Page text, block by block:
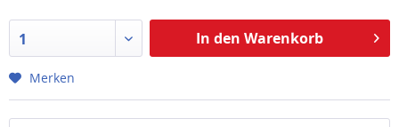
1 In den Warenkorb
Merken